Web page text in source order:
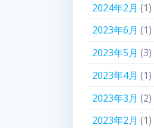
2024年2月 (1)
2023年6月 (1)
2023年5月 (3)
2023年4月 (1)
2023年3月 (2)
2023年2月 (1)